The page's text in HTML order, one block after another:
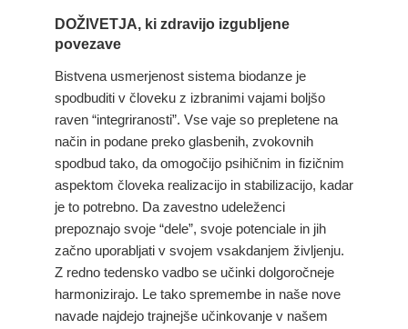
DOŽIVETJA, ki zdravijo izgubljene
povezave
Bistvena usmerjenost sistema biodanze je
spodbuditi v človeku z izbranimi vajami boljšo
raven “integriranosti”. Vse vaje so prepletene na
način in podane preko glasbenih, zvokovnih
spodbud tako, da omogočijo psihičnim in fizičnim
aspektom človeka realizacijo in stabilizacijo, kadar
je to potrebno. Da zavestno udeleženci
prepoznajo svoje “dele”, svoje potenciale in jih
začno uporabljati v svojem vsakdanjem življenju.
Z redno tedensko vadbo se učinki dolgoročneje
harmonizirajo. Le tako spremembe in naše nove
navade najdejo trajnejše učinkovanje v našem